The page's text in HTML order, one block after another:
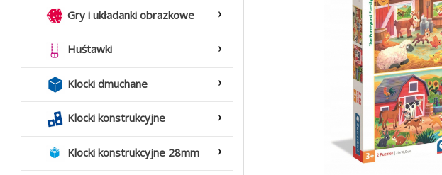
Gry i układanki obrazkowe
Huśtawki
Klocki dmuchane
Klocki konstrukcyjne
Klocki konstrukcyjne 28mm